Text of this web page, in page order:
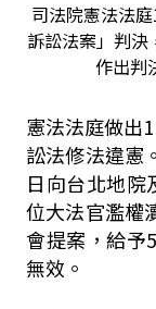
司法院憲法法
訴訟法案」判
作出判
憲法法庭做出
訟法修法違憲
日向台北地
位大法官濫權
會提案，給予
無效。